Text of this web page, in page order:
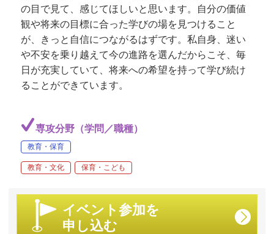
の目で見て、感じてほしいと思います。自分の価値
観や将来の目標に合った学びの場を見つけること
が、きっと自信につながるはずです。私自身、迷い
や不安を乗り越えて今の進路を選んだからこそ、毎
日が充実していて、将来への希望を持って学び続け
ることができています。
専攻分野（学問／職種）
教育・保育
教育・文化 保育・こども
イベント参加を
申し込む